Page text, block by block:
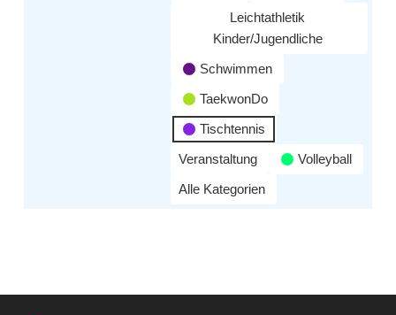
Leichtathletik
Kinder/Jugendliche
Schwimmen
TaekwonDo
Tischtennis
Veranstaltung
Volleyball
Alle Kategorien